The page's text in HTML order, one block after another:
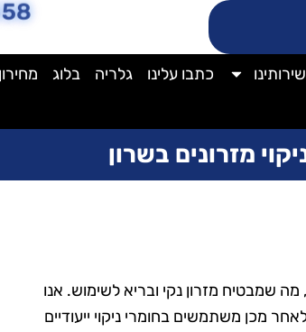
שירותינו כתבו עלינו גלריה בלוג מחירון
מזרונים בשרון
שמבטיח מזרון נקי ובריא לשימוש. אנו
מכן משתמשים בחומרי ניקוי ייעודיים